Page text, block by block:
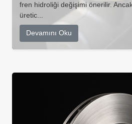
fren hidroliği değişimi önerilir.
üretic...
Devamını Oku